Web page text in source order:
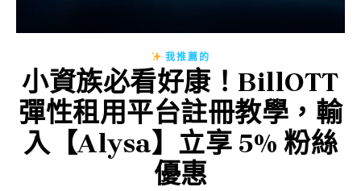
我推薦的
小資族必看好康！BillOTT
彈性租用平台註冊教學，輸
入【Alysa】立享 5% 粉絲
優惠